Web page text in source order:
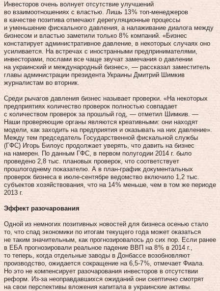
Инвесторов очень волнует отсутствие улучшений
во взаимоотношениях с властью. Лишь 13 % топ-менеджеров
в качестве позитива отмечают дерегуляционные процессы
и уменьшение фискального давления, а налаживание диалога между
бизнесом и властью заметили только 8 % компаний. «Бизнес
констатирует административное давление, в некоторых случаях оно
усиливается. На встречах с иностранными предпринимателями,
инвесторами, послами все чаще звучат замечания о давлении
на украинский и международный бизнес», — рассказал заместитель
главы администрации президента Украины Дмитрий Шимкив
журналистам во вторник.
Среди рычагов давления бизнес называет проверки. «На некоторых
предприятиях количество проверок полностью совпадает
с количеством проверок за прошлый год, — отметил Шимкив. —
Наши проверяющие органы являются креативными: они находят
модели, как заходить на предприятия и оказывать на них давление».
Между тем председатель Государственной фискальной службы
(ГФС) Игорь Билоус продолжает уверять, что давить на бизнес
на намерен. По данным ГФС, в первом полугодии 2014 г. было
проведено 2,8 тыс. плановых проверок, что соответствует
прошлогоднему показателю. А в план-график документальных
проверок бизнеса в июле-сентябре ведомство включило 1,2 тыс.
субъектов хозяйствования, что на 14 % меньше, чем в том же периоде
2013 г.
Эффект разочарования
Одной из немногих позитивных новостей для бизнеса осенью стало
то, что спад экономики по итогам текущего года может оказаться
не таким значительным, как прогнозировалось до сих пор. Если ранее
в ЕБА прогнозировали реальное падение ВВП на 8 % в 2014 г.,
то теперь, когда отдельные заводы в Донбассе возобновляют
производство, ожидается сокращение на 6,5‑7 %, отмечает Фиала.
Но это не компенсирует разочарования инвесторов в отсутствии
реформ. Из-за неоправдавшихся ожиданий они скептично смотрят
на свои перспективы вложения капитала в украинские активы.